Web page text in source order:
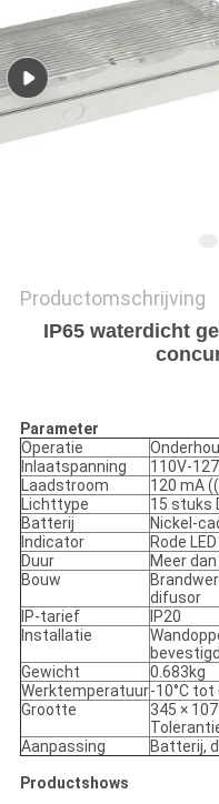
Productomschrijving
IP65 waterdicht
Parameter
Operatie
Inlaatspanning
110V-
Laadstroom
120 mA
Lichttype
15 stuks
Batterij
Nickel-
Indicator
Rode
Duur
Meer
Bouw
difusor
IP-tarief
IP20
Installatie
bevestigd
Gewicht
0.683kg
Werktemperatuur-10°C tot
Grootte
345 ×
Aanpassing
Batterij,
Productshows